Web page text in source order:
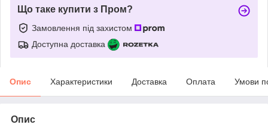
Що таке купити з Пром?
Замовлення під захистом
Доступна доставка
Опис Характеристики Доставка Оплата Умови
Опис